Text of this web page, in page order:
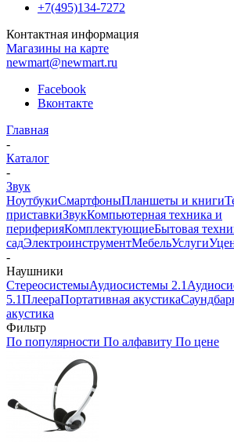
+7(495)134-7272
Контактная информация
Магазины на карте
newmart@newmart.ru
Facebook
Вконтакте
Главная
-
Каталог
-
Звук
НоутбукиСмартфоныПланшеты и книги
приставкиЗвукКомпьютерная техника и
периферияКомплектующиеБытовая
садЭлектроинструментМебельУслуги
-
Наушники
СтереосистемыАудиосистемы 2.1
5.1ПлеераПортативная акустика
акустика
Фильтр
По популярности По алфавиту По цене